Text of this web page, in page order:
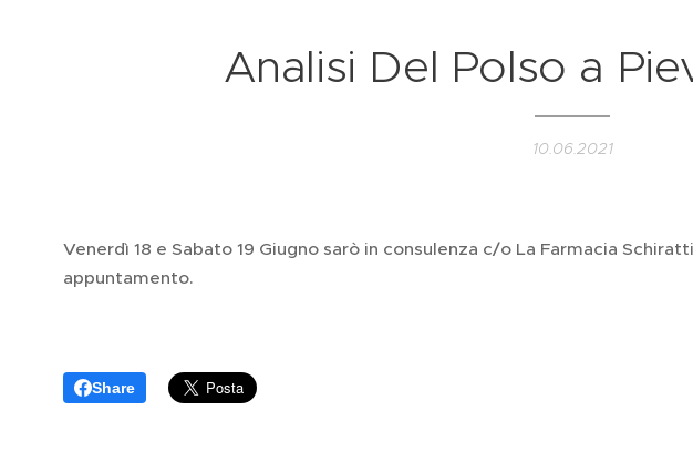
Analisi Del Polso a
10.06.2021
Venerdì 18 e Sabato 19 Giugno sarò in consulenza c/o La Farmacia
appuntamento.
Share